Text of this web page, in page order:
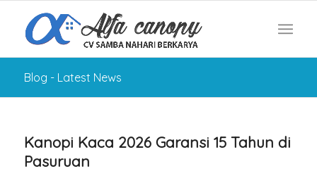
Blog - Latest News
Kanopi Kaca 2026 Garansi 15 Tahun di
Pasuruan